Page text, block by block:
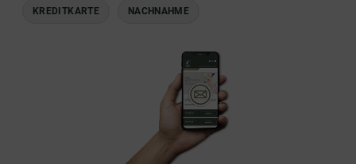
KREDITKARTE NACHNAHME